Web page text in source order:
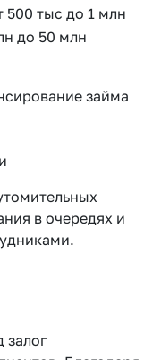
500 тыс до 1 млн
до 50 млн
займа
в очередях и
залог